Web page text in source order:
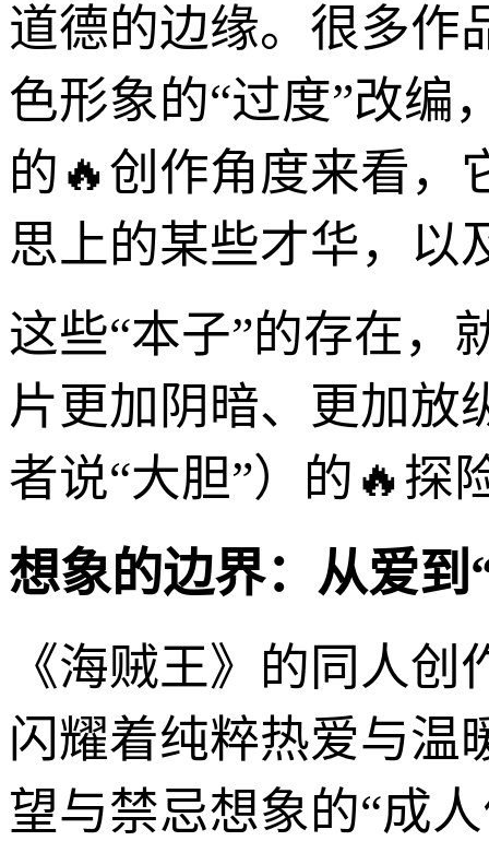
道德的边缘。很多作
色形象的“过度”改编
的🔥创作角度来看，
思上的某些才华，以
这些“本子”的存在，
片更加阴暗、更加放
者说“大胆”）的🔥探
想象的边界：从爱
《海贼王》的同人
闪耀着纯粹热爱与温
望与禁忌想象的“成